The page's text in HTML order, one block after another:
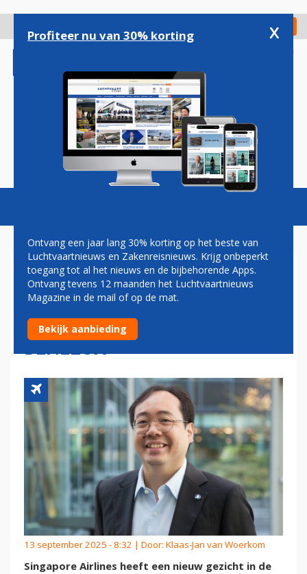
gaan
Check in
Magazine Podcasts Vacatures
NIEUW GEZICHT VOOR
SINGAPORE AIRLINES: 'WE
WILLEN DOORGROEIEN IN DE
BENELUX'
13 september 2025 - 8:32 | Door: Klaas-Jan van Woerkom
Singapore Airlines heeft een nieuw gezicht in de
Profiteer nu van 30% korting x
Ontvang een jaar lang 30% korting op het beste van
Luchtvaartnieuws en Zakenreisnieuws. Krijg onbeperkt
toegang tot al het nieuws en de bijbehorende Apps.
Ontvang tevens 12 maanden het Luchtvaartnieuws
Magazine in de mail of op de mat.
Bekijk aanbieding